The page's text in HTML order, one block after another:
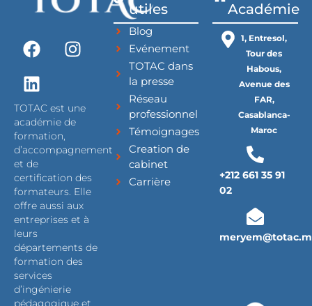
F
a
c
e
b
o
o
k
I
n
a
g
r
a
m
L
i
n
k
e
d
i
n
TOTAC est une
académie de
formation,
d’accompagnement
et de
certification des
formateurs. Elle
offre aussi aux
entreprises et à
leurs
départements de
formation des
services
d’ingénierie
pédagogique et
utiles
Blog
Evénement
TOTAC dans
la presse
Réseau
professionnel
Témoignages
Creation de
cabinet
Carrière
Académie
1, Entresol,
Tour des
Habous,
Avenue des
FAR,
Casablanca-
Maroc
+212 661 35 91
02